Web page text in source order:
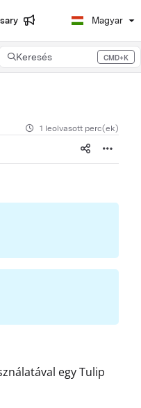
Magyar
Keresés CMD+K
Press CMD+K to open search
1 leolvasott perc(ek)
egy Tulip